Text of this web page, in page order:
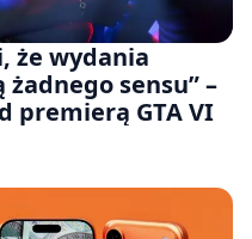
że wydania
sensu” –
premierą GTA VI